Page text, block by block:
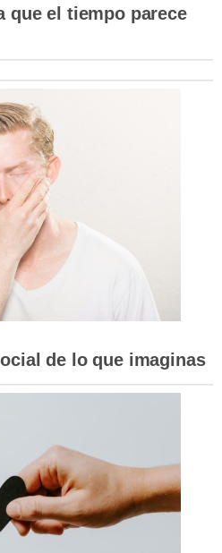
que el tiempo parece
de lo que imaginas